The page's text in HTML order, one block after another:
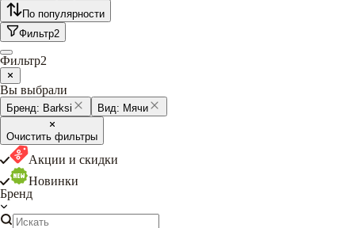
По популярности
Фильтр2
Фильтр2
Вы выбрали
Бренд: Barksi Вид: Мячи
Очистить фильтры
Акции и скидки
Новинки
Бренд